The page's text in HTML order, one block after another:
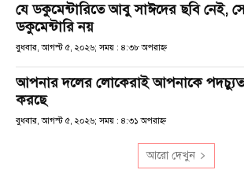
যে ডকুমেন্টারিতে আবু সাঈদের ছবি নেই,
ডকুমেন্টারি নয়
বুধবার, আগস্ট ৫, ২০২৬; সময় : ৪:৩৮ অপরাহ্ণ
আপনার দলের লোকেরাই আপনাকে পদচ্যুত
করছে
বুধবার, আগস্ট ৫, ২০২৬; সময় : ৪:৩১ অপরাহ্ণ
আরো দেখুন